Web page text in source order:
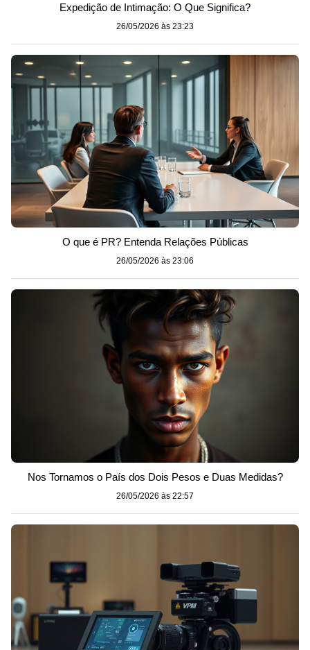
Expedição de Intimação: O Que Significa?
26/05/2026 às 23:23
O que é PR? Entenda Relações Públicas
26/05/2026 às 23:06
Nos Tornamos o País dos Dois Pesos e Duas Medidas?
26/05/2026 às 22:57